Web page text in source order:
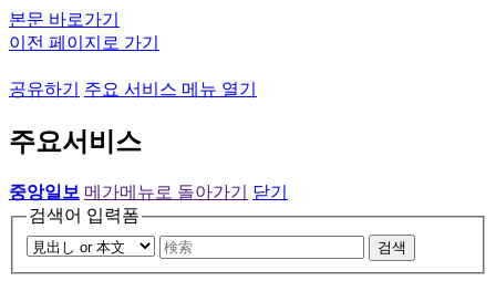
본문 바로가기
이전 페이지로 가기
공유하기 주요 서비스 메뉴 열기
주요서비스
중앙일보 메가메뉴로 돌아가기
닫기
검색어 입력폼
검색